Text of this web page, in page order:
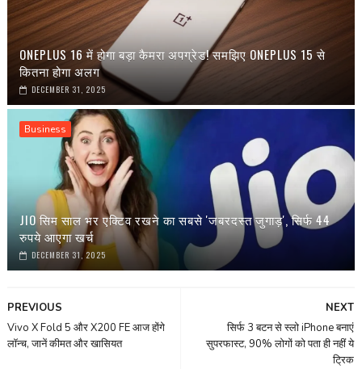
ONEPLUS 16 में होगा बड़ा कैमरा अपग्रेड! समझिए ONEPLUS 15 से
कितना होगा अलग
DECEMBER 31, 2025
Business
JIO सिम साल भर एक्टिव रखने का सबसे 'जबरदस्त जुगाड़', सिर्फ 44
रुपये आएगा खर्च
DECEMBER 31, 2025
NEXT
सिर्फ 3 बटन से स्लो iPhone बनाएं
सुपरफास्ट, 90% लोगों को पता ही नहीं ये
ट्रिक
PREVIOUS
Vivo X Fold 5 और X200 FE आज होंगे
लॉन्च, जानें कीमत और खासियत